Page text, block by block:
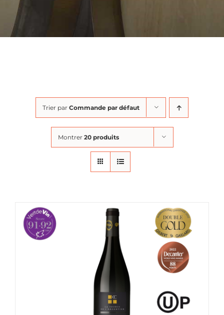
Trier par Commande par défaut
Montrer 20 produits